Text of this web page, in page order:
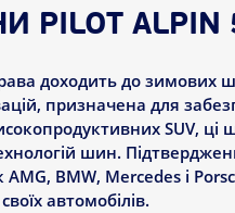
PILOT ALPIN
доходить до зимових
призначена для
SUV,
шин.
AMG, BMW, Mercedes і
автомобілів.